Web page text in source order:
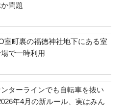
問題
室町裏の福徳神社地下にある室
で一時利用
ターラインでも自転車を抜い
年4月の新ルール、実はみん